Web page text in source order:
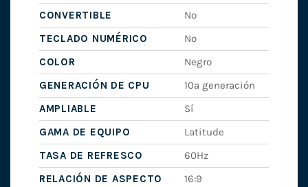
CONVERTIBLE
No
TECLADO NUMÉRICO
No
COLOR
Negro
GENERACIÓN DE CPU
10ª generación
AMPLIABLE
Sí
GAMA DE EQUIPO
Latitude
TASA DE REFRESCO
60Hz
RELACIÓN DE ASPECTO
16:9